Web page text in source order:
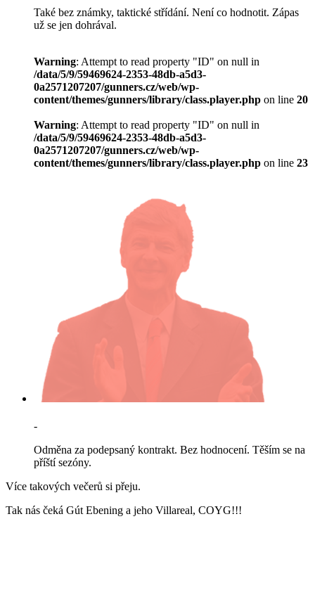
Také bez známky, taktické střídání. Není co hodnotit. Zápas
už se jen dohrával.
Warning: Attempt to read property "ID" on null in
/data/5/9/59469624-2353-48db-a5d3-
0a2571207207/gunners.cz/web/wp-
content/themes/gunners/library/class.player.php on line 20
Warning: Attempt to read property "ID" on null in
/data/5/9/59469624-2353-48db-a5d3-
0a2571207207/gunners.cz/web/wp-
content/themes/gunners/library/class.player.php on line 23
-
Odměna za podepsaný kontrakt. Bez hodnocení. Těším se na
příští sezóny.
Více takových večerů si přeju.
Tak nás čeká Gút Ebening a jeho Villareal, COYG!!!